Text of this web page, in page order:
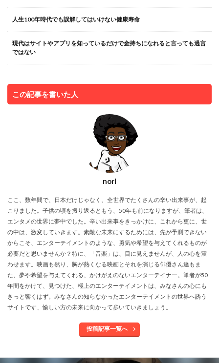
人生100年時代でも誤解してはいけない健康寿命
現代はサイトやアプリを知っているだけで金持ちになれると言っても過言
ではない
この記事を書いた人
norI
ここ、数年間で、日本だけじゃなく、全世界でたくさんの辛い出来事が、起
こりました。子供の頃を振り返るともう、50年も前になりますが、筆者は、
エンタメの世界に夢中でした。辛い出来事をきっかけに、これから更に、世
の中は、激変していきます。素敵な未来にするためには、先が予測できない
からこそ、エンターテイメントのような、勇気や希望を与えてくれるものが
必要だと思いませんか？特に、「音楽」は、目に見えませんが、人の心を震
わせます。映画も然り、胸が熱くなる映画とそれを演じる俳優さん達もま
た、夢や希望を与えてくれる、かけがえのないエンターテイナー。筆者が50
年間をかけて、見つけた、極上のエンターテイメントは、みなさんの心にも
きっと響くはず。みなさんの知らなかったエンターテイメントの世界へ誘う
サイトです、愉しい方の未来に向かって歩いていきましょう。
投稿記事一覧へ